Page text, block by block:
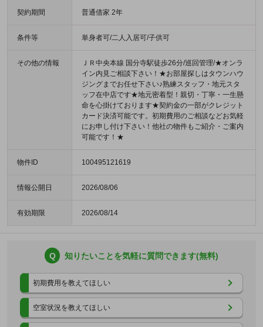
契約期間 普通借家 2年
条件等 単身者可/二人入居可/子供可
その他の情報
ＪＲ中央本線 国分寺駅徒歩26分/巡回管理/★オンラ
イン内見ご相談下さい！★お部屋探しはタウンハウ
ジングまでお任せ下さい♪熟練スタッフ・地元スタ
ッフ在中店です★地元密着型！親切・丁寧・一生懸
命を心掛けております★契約金の一部がクレジット
カード決済可能です。初期費用のご相談などお気軽
にお申し付け下さい！他社の物件もご紹介・ご案内
可能です！★
物件ID 100495121619
情報公開日 2026/08/06
有効期限 2026/08/14
Q 知りたいことを気軽に質問できます(無料)
初期費用を教えてほしい
空室状況を教えてほしい